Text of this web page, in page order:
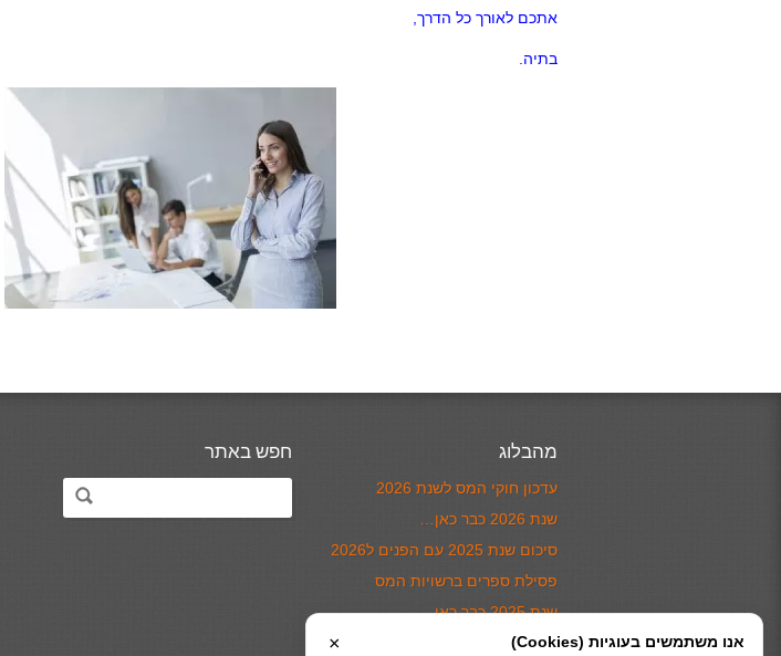
אתכם לאורך כל הדרך,
בתיה.
מהבלוג
עדכון חוקי המס לשנת 2026
שנת 2026 כבר כאן…
סיכום שנת 2025 עם הפנים ל2026
פסילת ספרים ברשויות המס
שנת 2025 כבר כאן…
חפש באתר
× אנו משתמשים בעוגיות (Cookies)